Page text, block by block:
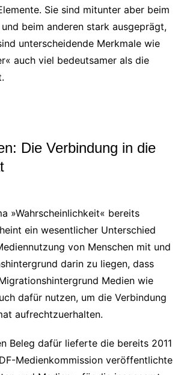
Sie sind mitunter aber beim
beim anderen stark ausgeprägt,
unterscheidende Merkmale wie
auch viel bedeutsamer als die
Die Verbindung in die
»Wahrscheinlichkeit« bereits
ein wesentlicher Unterschied
von Menschen mit und
darin zu liegen, dass
Medien wie
dafür nutzen, um die Verbindung
aufrechtzuerhalten.
Beleg dafür lieferte die bereits 2011
Medienkommission veröffentlichte